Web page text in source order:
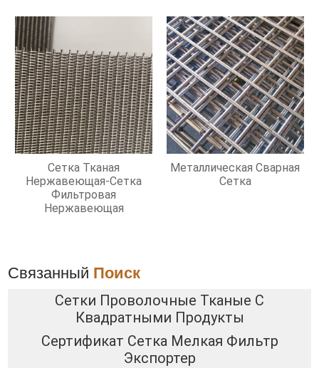
Сетка Тканая
Нержавеющая-Сетка
Фильтровая
Нержавеющая
Металлическая Сварная
Сетка
Связанный Поиск
Сетки Проволочные Тканые С
Квадратными Продукты
Сертификат Сетка Мелкая Фильтр
Экспортер